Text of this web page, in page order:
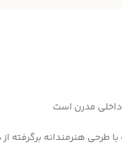
داخلی مدرن است
هنرمندانه برگرفته از